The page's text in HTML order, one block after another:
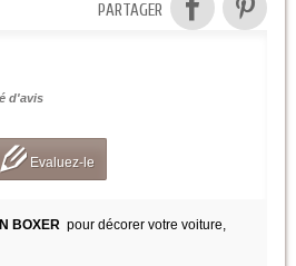
PARTAGER
d'avis
Evaluez-le
BOXER pour décorer votre voiture,